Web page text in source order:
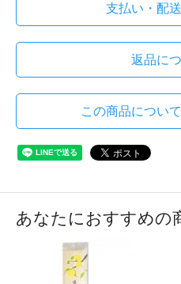
支払い・配
返品に
この商品につい
あなたにおすすめの